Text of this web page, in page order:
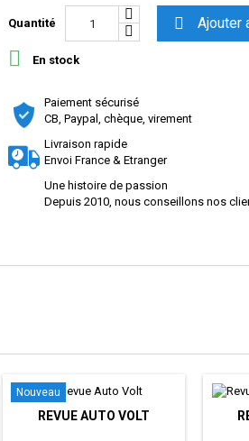
Quantité  Ajouter
 En stock
Paiement sécurisé
CB, Paypal, chèque, virement
Livraison rapide
Envoi France & Etranger
Une histoire de passion
Depuis 2010, nous conseillons nos
Nouveau
REVUE AUTO VOLT